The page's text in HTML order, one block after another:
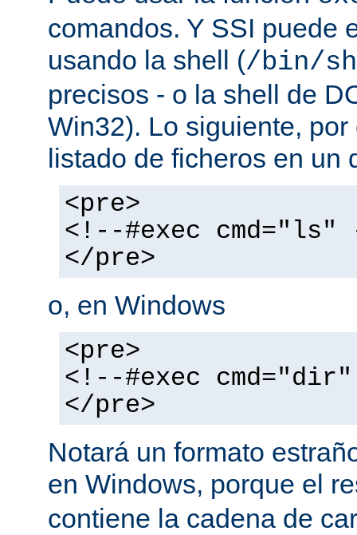
comandos. Y SSI puede
usando la shell (/bin/sh
precisos - o la shell de
Win32). Lo siguiente,
listado de ficheros en un
<pre>
<!--#exec cmd="ls"
</pre>
o, en Windows
<pre>
<!--#exec
</pre>
Notará un formato
en Windows, porque el
contiene la cadena de